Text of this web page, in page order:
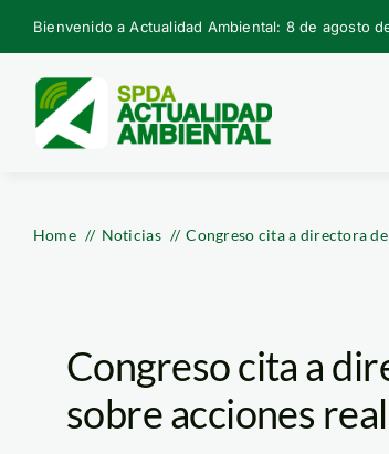
Skip
to
content
Bienvenido a Actualidad Ambiental: 8 de agosto
Home Noticias Congreso cita a directora
Congreso cita a
sobre acciones